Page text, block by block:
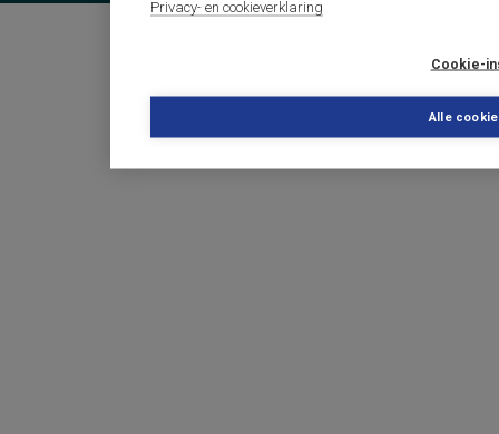
Privacy- en cookieverklaring
Cookie-
Alle